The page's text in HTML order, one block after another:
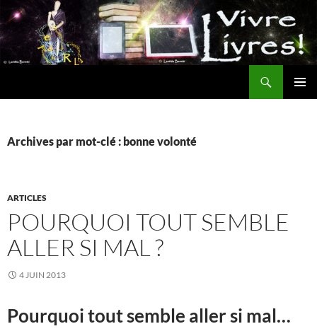
Aller
au
contenu
Archives par mot-clé : bonne volonté
ARTICLES
POURQUOI TOUT SEMBLE
ALLER SI MAL ?
4 JUIN 2013
Pourquoi tout semble aller si mal…